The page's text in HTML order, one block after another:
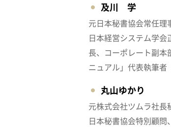
及川 学
元日本秘書協会常任
日本経営システム学
長、コーポレート副
ニュアル」代表執筆者
丸山ゆかり
元株式会社ツムラ社長
日本秘書協会特別顧